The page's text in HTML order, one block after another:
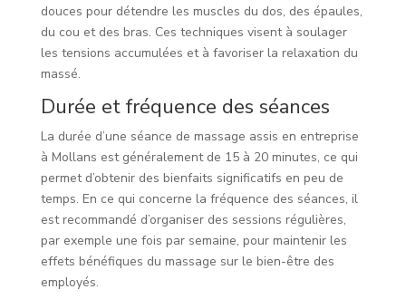
douces pour détendre les muscles du dos, des épaules,
du cou et des bras. Ces techniques visent à soulager
les tensions accumulées et à favoriser la relaxation du
massé.
Durée et fréquence des séances
La durée d’une séance de massage assis en entreprise
à Mollans est généralement de 15 à 20 minutes, ce qui
permet d’obtenir des bienfaits significatifs en peu de
temps. En ce qui concerne la fréquence des séances, il
est recommandé d’organiser des sessions régulières,
par exemple une fois par semaine, pour maintenir les
effets bénéfiques du massage sur le bien-être des
employés.